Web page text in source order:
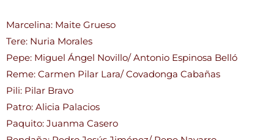
Marcelina: Maite Grueso
Tere: Nuria Morales
Pepe: Miguel Ángel Novillo/ Antonio Espinosa Belló
Reme: Carmen Pilar Lara/ Covadonga Cabañas
Pili: Pilar Bravo
Patro: Alicia Palacios
Paquito: Juanma Casero